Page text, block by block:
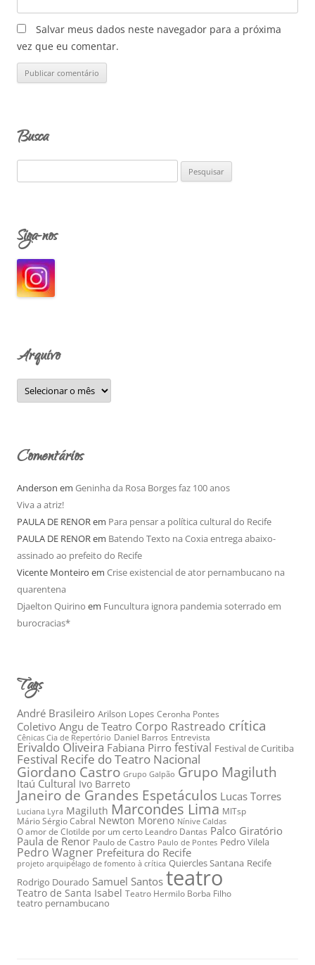
Salvar meus dados neste navegador para a próxima
vez que eu comentar.
Busca
e
u
s
a
r
Siga-nos
Arquivo
A
q
Comentários
Anderson em Geninha da Rosa Borges faz 100 anos
Viva a atriz!
PAULA DE RENORem Para pensar a política cultural do Recife
PAULA DE RENORem Batendo Texto na Coxia entrega abaixo-
assinado ao prefeito do Recife
Vicente Monteiro em Crise existencial de ator pernambucano na
quarentena
Djaelton Quirino em Funcultura ignora pandemia soterrado em
burocracias*
Tags
André Brasileiro Arilson Lopes Ceronha Pontes
Coletivo Angu de Teatro Corpo Rastreado crítica
Cênicas Cia de Repertório Daniel Barros Entrevista
Erivaldo Oliveira Fabiana Pirro festival Festival de Curitiba
Festival Recife do Teatro Nacional
Giordano Castro Grupo Galpão Grupo Magiluth
Itaú Cultural Ivo Barreto
Janeiro de Grandes Espetáculos Lucas Torres
Luciana Lyra Magiluth Marcondes Lima MITsp
Mário Sérgio Cabral Newton Moreno Nínive Caldas
O amor de Clotilde por um certo Leandro Dantas Palco Giratório
Paula de Renor Paulo de Castro Paulo de Pontes Pedro Vilela
Pedro Wagner Prefeitura do Recife
projeto arquipélago de fomento à crítica Quiercles Santana Recife
Rodrigo Dourado Samuel Santos teatro
Teatro de Santa Isabel Teatro Hermilo Borba Filho
teatro pernambucano